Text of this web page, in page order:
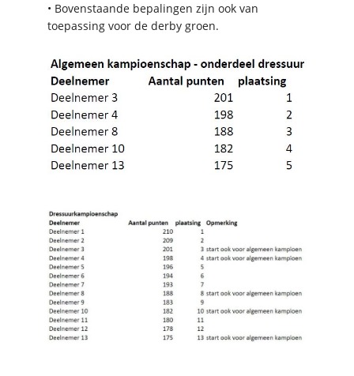
• Bovenstaande bepalingen zijn ook van
toepassing voor de derby groen.